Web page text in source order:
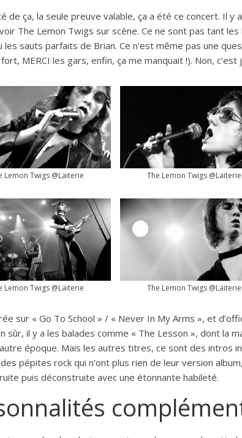
de ça, la seule preuve valable, ça a été ce concert. Il
The Lemon Twigs sur scène. Ce ne sont pas tant
les sauts parfaits de Brian. Ce n’est même pas une
MERCI les gars, enfin, ça me manquait !). Non,
Lemon Twigs @Laiterie The Lemon Twigs @Laiterie
Lemon Twigs @Laiterie The Lemon Twigs @Laiterie
sur « Go To School » / « Never In My Arms », et
sûr, il y a les balades comme « The Lesson », dont la
époque. Mais les autres titres, ce sont des intros
pépites rock qui n’ont plus rien de leur version
puis déconstruite avec une étonnante habileté.